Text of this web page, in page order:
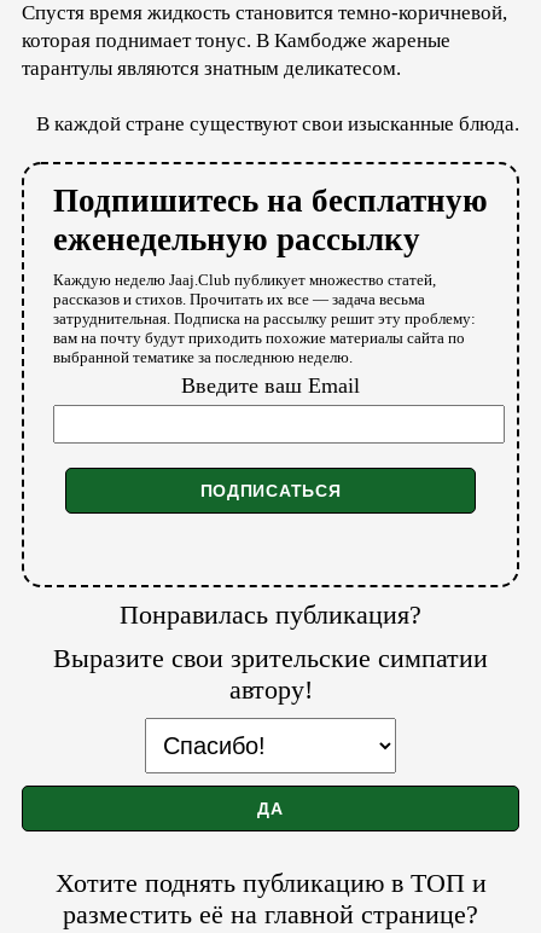
Спустя время жидкость становится темно-коричневой,
которая поднимает тонус. В Камбодже жареные
тарантулы являются знатным деликатесом.
В каждой стране существуют свои изысканные блюда.
Подпишитесь на бесплатную
еженедельную рассылку
Каждую неделю Jaaj.Club публикует множество статей,
рассказов и стихов. Прочитать их все — задача весьма
затруднительная. Подписка на рассылку решит эту проблему:
вам на почту будут приходить похожие материалы сайта по
выбранной тематике за последнюю неделю.
Введите ваш Email
Понравилась публикация?
Выразите свои зрительские симпатии
автору!
Хотите поднять публикацию в ТОП и
разместить её на главной странице?